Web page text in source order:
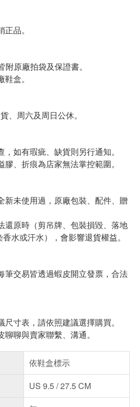
品。
原廠拍袋及保證書。
盒。
、周六及周日公休。
如有瑕疵、缺貨則另行通知。
、折痕為店家無法掌控範圍。
未使用過，原廠包裝、配件、贈
原時（剪吊牌、包裝損毀、落地
水或汗水），會影響退貨權益。
交易皆透過蝦皮開立發票，合法
寸表，請依照建議選擇購買。
聊與賣家聯繫、溝通。
依鞋盒標示
US 9.5 / 27.5 CM